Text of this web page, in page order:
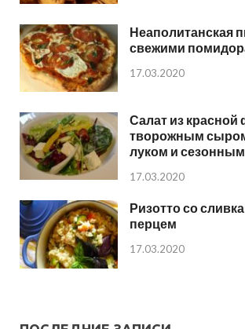
Неаполитанская
свежими
17.03.2020
Салат из красной
творожным
луком и
17.03.2020
Ризотто со
перцем
17.03.2020